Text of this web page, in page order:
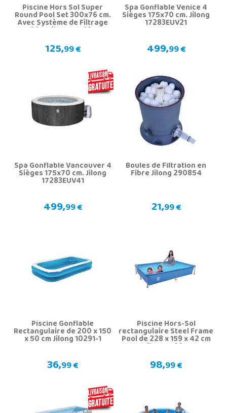
Piscine Hors Sol Super
Round Pool Set 300x76 cm.
Avec Système de Filtrage
1136 L. Jilong 17798EU
125,99 €
Spa Gonflable Venice 4
Sièges 175x70 cm. Jilong
17283EUV21
499,99 €
Spa Gonflable Vancouver 4
Sièges 175x70 cm. Jilong
17283EUV41
499,99 €
Boules de Filtration en
Fibre Jilong 290854
21,99 €
Piscine Gonflable
Rectangulaire de 200 x 150
x 50 cm Jilong 10291-1
36,99 €
Piscine Hors-Sol
rectangulaire Steel Frame
Pool de 228 x 159 x 42 cm
Jilong 17804
98,99 €